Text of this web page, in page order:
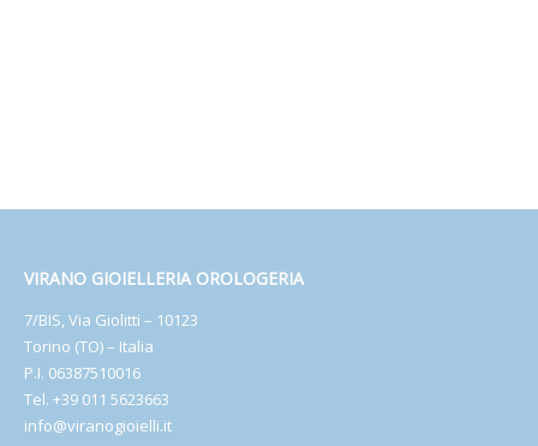
VIRANO GIOIELLERIA OROLOGERIA
7/BIS, Via Giolitti – 10123
Torino (TO) – Italia
P.I. 06387510016
Tel. +39 011 5623663
info@viranogioielli.it